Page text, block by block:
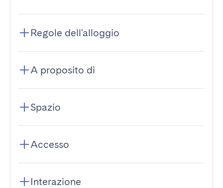
Regole dell'alloggio
A proposito di
Spazio
Accesso
Interazione